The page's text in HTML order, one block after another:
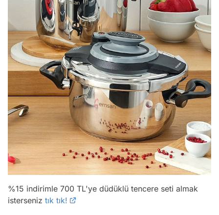
%15 indirimle 700 TL'ye düdüklü tencere seti almak
isterseniz tık tık!